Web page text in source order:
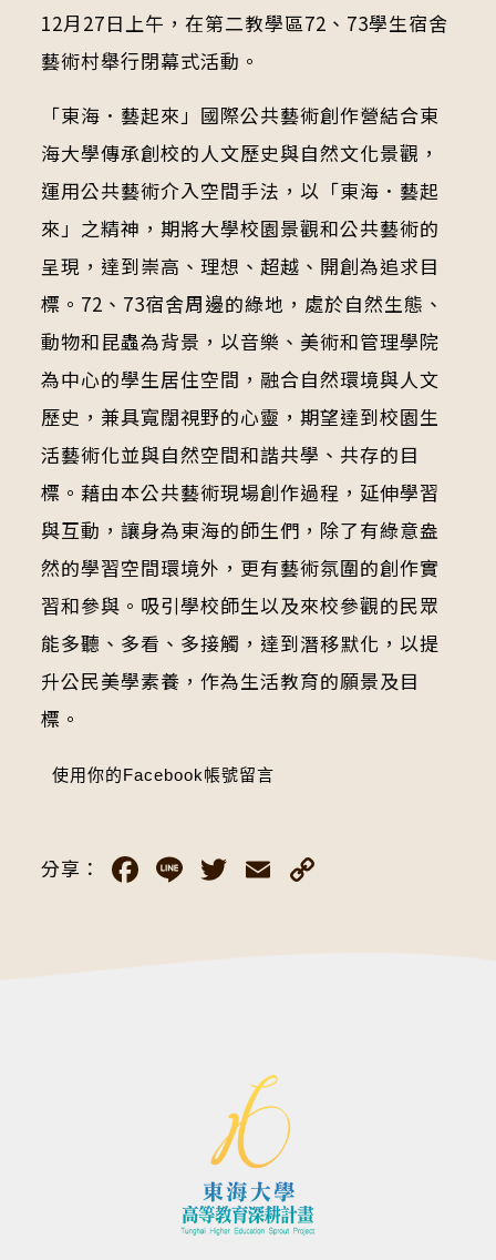
12月27日上午，在第二教學區72、73學生宿舍
藝術村舉行閉幕式活動。
「東海．藝起來」國際公共藝術創作營結合東
海大學傳承創校的人文歷史與自然文化景觀，
運用公共藝術介入空間手法，以「東海．藝起
來」之精神，期將大學校園景觀和公共藝術的
呈現，達到崇高、理想、超越、開創為追求目
標。72、73宿舍周邊的綠地，處於自然生態、
動物和昆蟲為背景，以音樂、美術和管理學院
為中心的學生居住空間，融合自然環境與人文
歷史，兼具寬闊視野的心靈，期望達到校園生
活藝術化並與自然空間和諧共學、共存的目
標。藉由本公共藝術現場創作過程，延伸學習
與互動，讓身為東海的師生們，除了有綠意盎
然的學習空間環境外，更有藝術氛圍的創作實
習和參與。吸引學校師生以及來校參觀的民眾
能多聽、多看、多接觸，達到潛移默化，以提
升公民美學素養，作為生活教育的願景及目
標。
使用你的Facebook帳號留言
分享： Facebook
LineTwitter
Email